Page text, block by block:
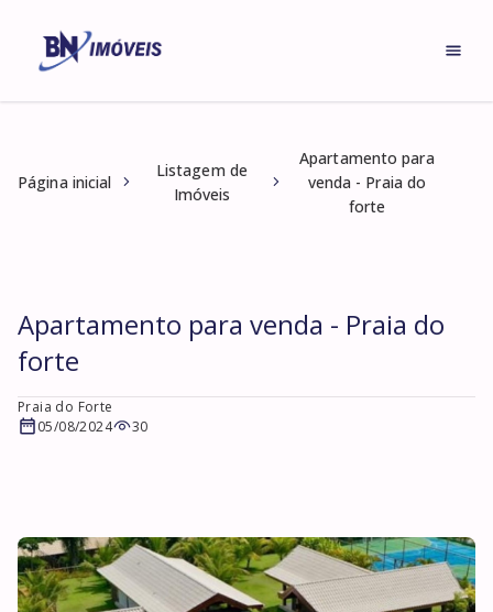
Página inicial
Listagem de
Imóveis
Apartamento para
venda - Praia do
forte
Apartamento para venda - Praia do
forte
Praia do Forte
05/08/2024
30